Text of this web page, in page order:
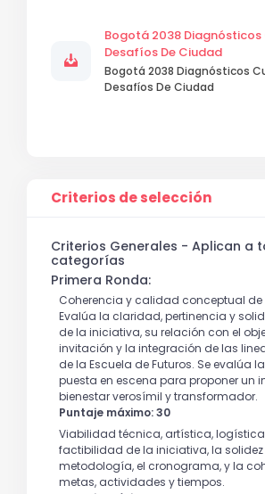
Bogotá 2038 Diagnósticos
Desafíos De Ciudad
Bogotá 2038 Diagnósticos
Desafíos De Ciudad
Criterios de selección
Criterios Generales - Aplican a
categorías
Primera Ronda:
Coherencia y calidad conceptual
Evalúa la claridad, pertinencia y
de la iniciativa, su relación con el
invitación y la integración de las
de la Escuela de Futuros. Se evalúa
puesta en escena para proponer un
bienestar verosímil y transformador.
Puntaje máximo: 30
Viabilidad técnica, artística,
factibilidad de la iniciativa, la solidez
metodología, el cronograma, y la
metas, actividades y tiempos.